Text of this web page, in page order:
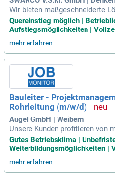
Wir bieten maßgeschneiderte
Bedürfnisse zugeschnitten
jekte zuverlässig und
Quereinstieg möglich |
Aufstiegsmöglichkeiten |
mehr erfahren
Bauleiter -
Rohrleitung (m/w/d)
Augel GmbH | Weibern
Unsere Kunden profitieren von
tlösungen, die nicht nur
h wirtschaftlich sinnvoll und
serem Motto: Durchdenken,
Gutes Betriebsklima |
Weiterbildungsmöglichkeiten |
mehr erfahren